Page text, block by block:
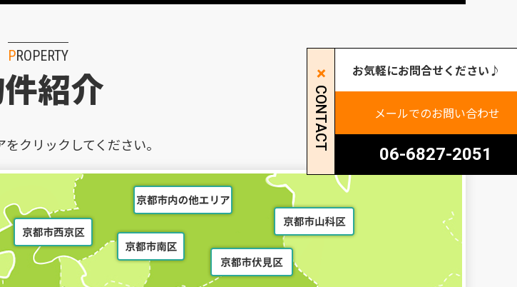
PROPERTY
紹介
をクリックしてください。 CONTACT
お気軽にお問合せください♪
メールでのお問い合わせ
06-6827-2051